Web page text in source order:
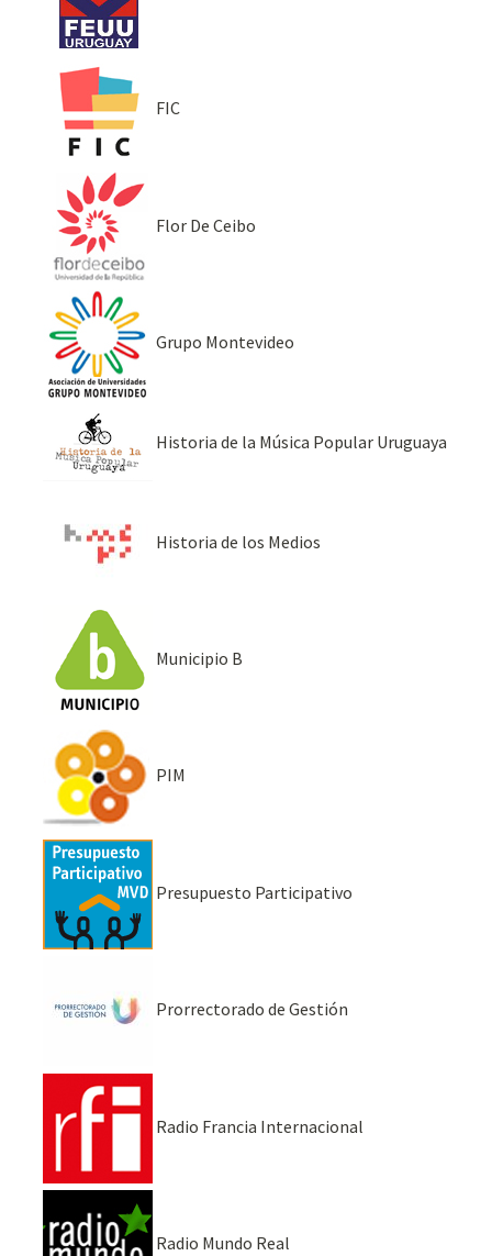
FIC
Flor De Ceibo
Grupo Montevideo
Historia de la Música Popular Uruguaya
Historia de los Medios
Municipio B
PIM
Presupuesto Participativo
Prorrectorado de Gestión
Radio Francia Internacional
Radio Mundo Real